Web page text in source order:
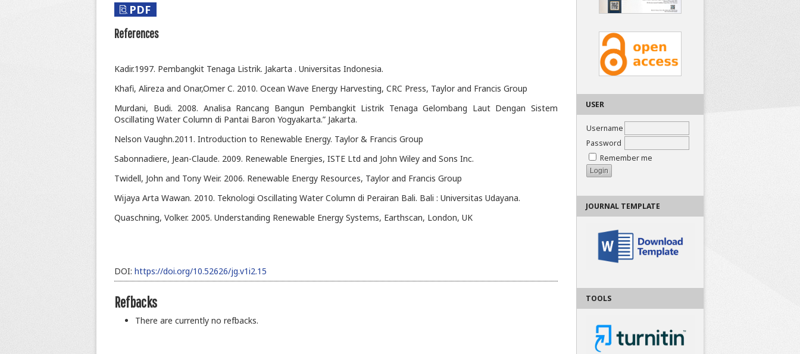
USER
Username
Password
Remember me
JOURNAL TEMPLATE
TOOLS
PDF
References
Kadir.1997. Pembangkit Tenaga Listrik. Jakarta . Universitas Indonesia.
Khafi, Alireza and Onar,Omer C. 2010. Ocean Wave Energy Harvesting, CRC Press, Taylor and Francis Group
Murdani, Budi. 2008. Analisa Rancang Bangun Pembangkit Listrik Tenaga Gelombang Laut Dengan Sistem
Oscillating Water Column di Pantai Baron Yogyakarta.” Jakarta.
Nelson Vaughn.2011. Introduction to Renewable Energy. Taylor & Francis Group
Sabonnadiere, Jean-Claude. 2009. Renewable Energies, ISTE Ltd and John Wiley and Sons Inc.
Twidell, John and Tony Weir. 2006. Renewable Energy Resources, Taylor and Francis Group
Wijaya Arta Wawan. 2010. Teknologi Oscillating Water Column di Perairan Bali. Bali : Universitas Udayana.
Quaschning, Volker. 2005. Understanding Renewable Energy Systems, Earthscan, London, UK
DOI: https://doi.org/10.52626/jg.v1i2.15
Refbacks
There are currently no refbacks.